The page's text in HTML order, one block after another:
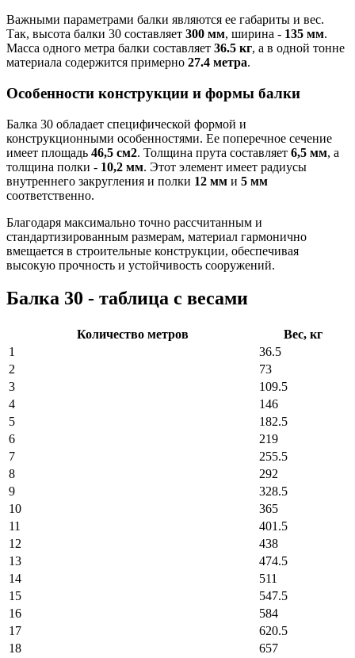
Важными параметрами балки являются ее габариты и вес.
Так, высота балки 30 составляет 300 мм, ширина - 135 мм.
Масса одного метра балки составляет 36.5 кг, а в одной тонне
материала содержится примерно 27.4 метра.
Особенности конструкции и формы балки
Балка 30 обладает специфической формой и
конструкционными особенностями. Ее поперечное сечение
имеет площадь 46,5 см2. Толщина прута составляет 6,5 мм, а
толщина полки - 10,2 мм. Этот элемент имеет радиусы
внутреннего закругления и полки 12 мм и 5 мм
соответственно.
Благодаря максимально точно рассчитанным и
стандартизированным размерам, материал гармонично
вмещается в строительные конструкции, обеспечивая
высокую прочность и устойчивость сооружений.
Балка 30 - таблица с весами
Количество метров
Вес, кг
1
36.5
2
73
3
109.5
4
146
5
182.5
6
219
7
255.5
8
292
9
328.5
10
365
11
401.5
12
438
13
474.5
14
511
15
547.5
16
584
17
620.5
18
657